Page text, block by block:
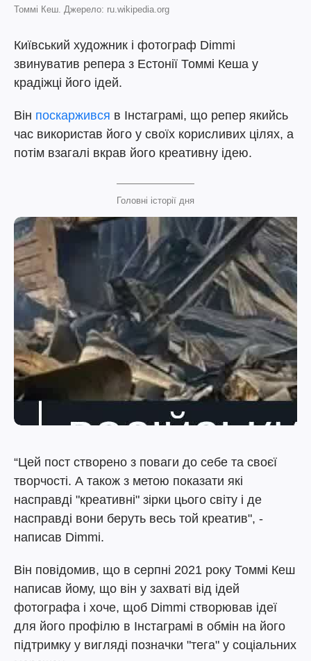
Томмі Кеш. Джерело: ru.wikipedia.org
Київський художник і фотограф Dimmi
звинуватив репера з Естонії Томмі Кеша у
крадіжці його ідей.
Він поскаржився в Інстаграмі, що репер якийсь
час використав його у своїх корисливих цілях, а
потім взагалі вкрав його креативну ідею.
Головні історії дня
“Цей пост створено з поваги до себе та своєї
творчості. А також з метою показати які
насправді "креативні" зірки цього світу і де
насправді вони беруть весь той креатив", -
написав Dimmi.
Він повідомив, що в серпні 2021 року Томмі Кеш
написав йому, що він у захваті від ідей
фотографа і хоче, щоб Dimmi створював ідеї
для його профілю в Інстаграмі в обмін на його
підтримку у вигляді позначки "тега" у соціальних